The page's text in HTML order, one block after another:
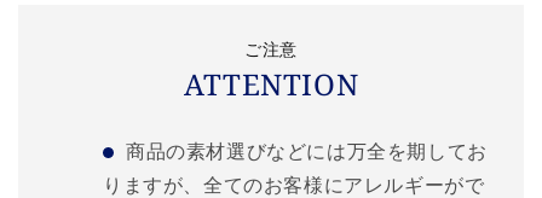
ご注意
ATTENTION
商品の素材選びなどには万全を期してお
りますが、全てのお客様にアレルギーがで